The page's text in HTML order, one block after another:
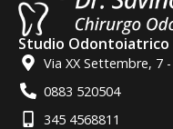
Studio Odontoiatrico
Via XX Settembre, 7
0883 520504
345 4568811